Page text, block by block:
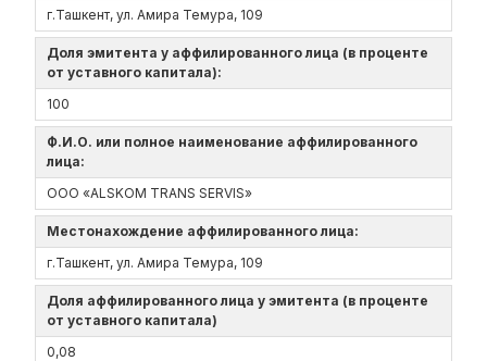
г.Ташкент, ул. Амира Темура, 109
Доля эмитента у аффилированного лица (в проценте
от уставного капитала):
100
Ф.И.О. или полное наименование аффилированного
лица:
ООО «ALSKOM TRANS SERVIS»
Местонахождение аффилированного лица:
г.Ташкент, ул. Амира Темура, 109
Доля аффилированного лица у эмитента (в проценте
от уставного капитала)
0,08